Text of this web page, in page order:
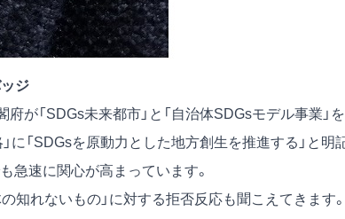
ジ
が「SDGs未来都市」と「自治体SDGsモデル事業」を
に「SDGsを原動力とした地方創生を推進する」と明
急速に関心が高まっています。
知れないもの」に対する拒否反応も聞こえてきます